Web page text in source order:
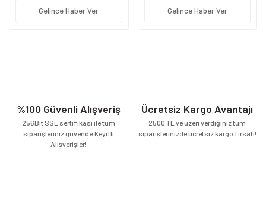
Gelince Haber Ver Gelince Haber Ver
%100 Güvenli Alışveriş
256Bit SSL sertifikası ile tüm
siparişleriniz güvende.Keyifli
Alışverişler!
Ücretsiz Kargo Avantajı
2500 TL ve üzeri verdiğiniz tüm
siparişlerinizde ücretsiz kargo fırsatı!